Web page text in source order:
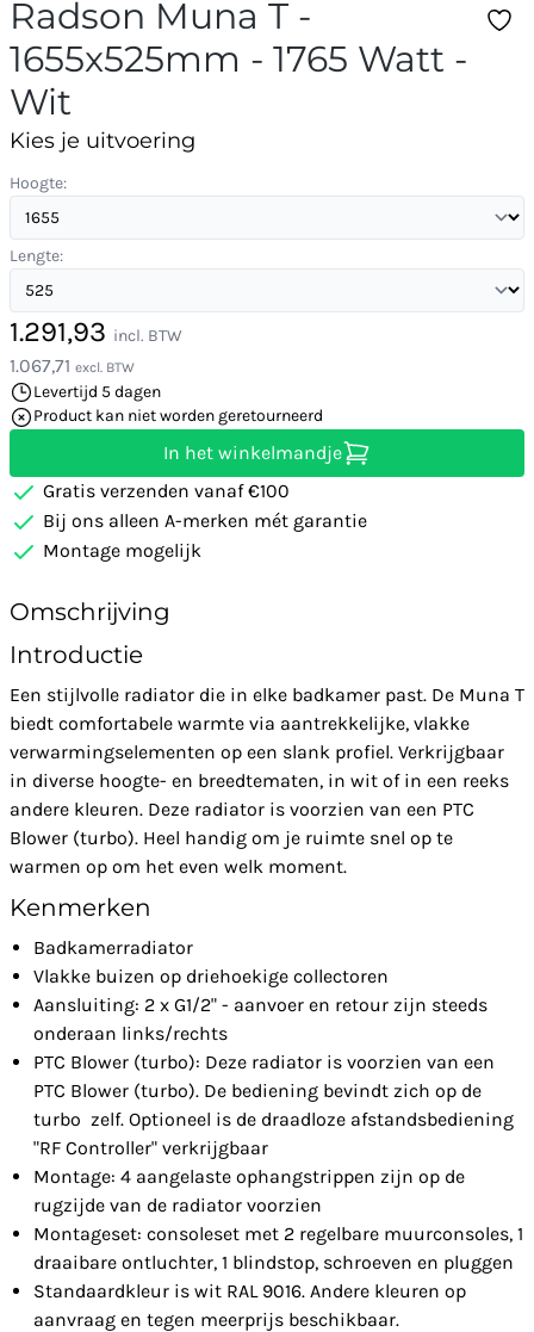
Radson Muna T -
1655x525mm - 1765 Watt -
Wit
Kies je uitvoering
Hoogte:
Lengte:
1.291,93 incl. BTW
1.067,71 excl. BTW
Levertijd 5 dagen
Product kan niet worden geretourneerd
In het winkelmandje
Gratis verzenden vanaf €100
Bij ons alleen A-merken mét garantie
Montage mogelijk
Omschrijving
Introductie
Een stijlvolle radiator die in elke badkamer past. De Muna T
biedt comfortabele warmte via aantrekkelijke, vlakke
verwarmingselementen op een slank profiel. Verkrijgbaar
in diverse hoogte- en breedtematen, in wit of in een reeks
andere kleuren. Deze radiator is voorzien van een PTC
Blower (turbo). Heel handig om je ruimte snel op te
warmen op om het even welk moment.
Kenmerken
Badkamerradiator
Vlakke buizen op driehoekige collectoren
Aansluiting: 2 x G1/2" - aanvoer en retour zijn steeds
onderaan links/rechts
PTC Blower (turbo): Deze radiator is voorzien van een
PTC Blower (turbo). De bediening bevindt zich op de
turbo zelf. Optioneel is de draadloze afstandsbediening
"RF Controller" verkrijgbaar
Montage: 4 aangelaste ophangstrippen zijn op de
rugzijde van de radiator voorzien
Montageset: consoleset met 2 regelbare muurconsoles, 1
draaibare ontluchter, 1 blindstop, schroeven en pluggen
Standaardkleur is wit RAL 9016. Andere kleuren op
aanvraag en tegen meerprijs beschikbaar.